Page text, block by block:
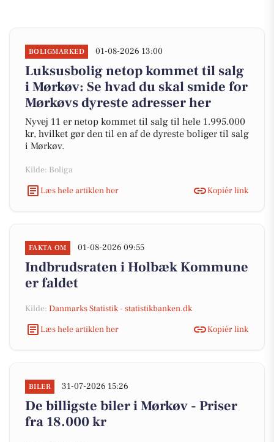
BOLIGMARKED 01-08-2026 13:00
Luksusbolig netop kommet til salg
i Mørkøv: Se hvad du skal smide for
Mørkøvs dyreste adresser her
Nyvej 11 er netop kommet til salg til hele 1.995.000
kr, hvilket gør den til en af de dyreste boliger til salg
i Mørkøv.
Kilde: Boliga
Læs hele artiklen her
Kopiér link
FAKTA OM 01-08-2026 09:55
Indbrudsraten i Holbæk Kommune
er faldet
Kilde: Danmarks Statistik - statistikbanken.dk
Læs hele artiklen her
Kopiér link
BILER 31-07-2026 15:26
De billigste biler i Mørkøv - Priser
fra 18.000 kr